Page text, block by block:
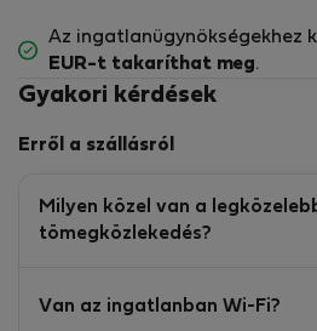
Az ingatlanügynökségekhez
EUR-t takaríthat meg.
Gyakori kérdések
Erről a szállásról
Milyen közel van a
tömegközlekedés?
Van az ingatlanban Wi-Fi?